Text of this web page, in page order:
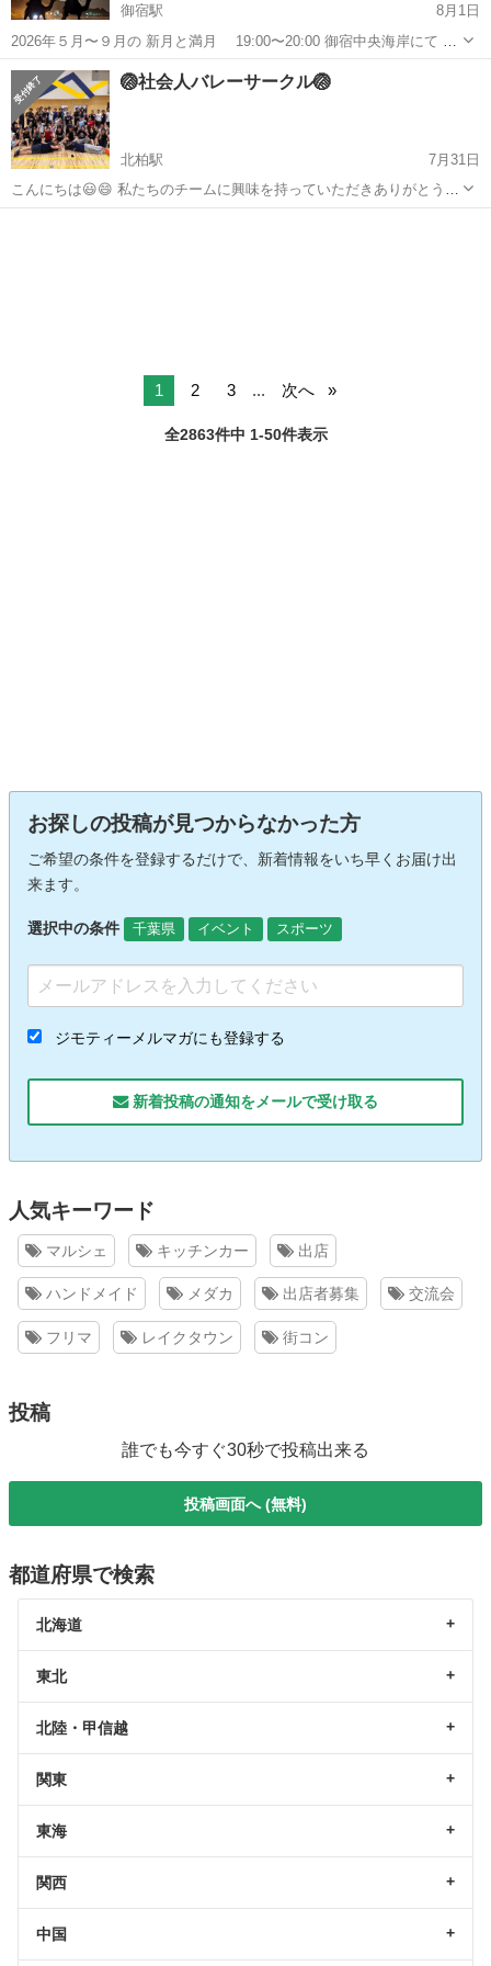
御宿駅
8月1日
2026年５月〜９月の 新月と満月 19:00〜20:00 御宿中央海岸にて ナ
イトヨガをしませんか？ 内容は やさしいヨガポーズ、シャバアーサ
ナ、呼吸法、瞑想 参加費 1,500円 持ち物 ヨガマット、タオル、水
筒 ...
千葉 夷隅郡 御宿駅 スポーツ 満月
🏐社会人バレーサークル🏐
北柏駅
7月31日
こんにちは😃😄 私たちのチームに興味を持っていただきありがとうご
ざいます。 下記に必要事項を記載してますのでご確認下さい。 【柏市
1 2 3 ... 次へ
全2863件中 1-50件表示
お探しの投稿が見つからなかった方
ご希望の条件を登録するだけで、新着情報をいち早くお届け出
来ます。
選択中の条件 千葉県 イベント スポーツ
ジモティーメルマガにも登録する
新着投稿の通知をメールで受け取る
人気キーワード
マルシェ キッチンカー 出店
ハンドメイド メダカ 出店者募集 交流会
フリマ レイクタウン 街コン
投稿
誰でも今すぐ30秒で投稿出来る
投稿画面へ (無料)
都道府県で検索
北海道
東北
北陸・甲信越
関東
東海
関西
中国